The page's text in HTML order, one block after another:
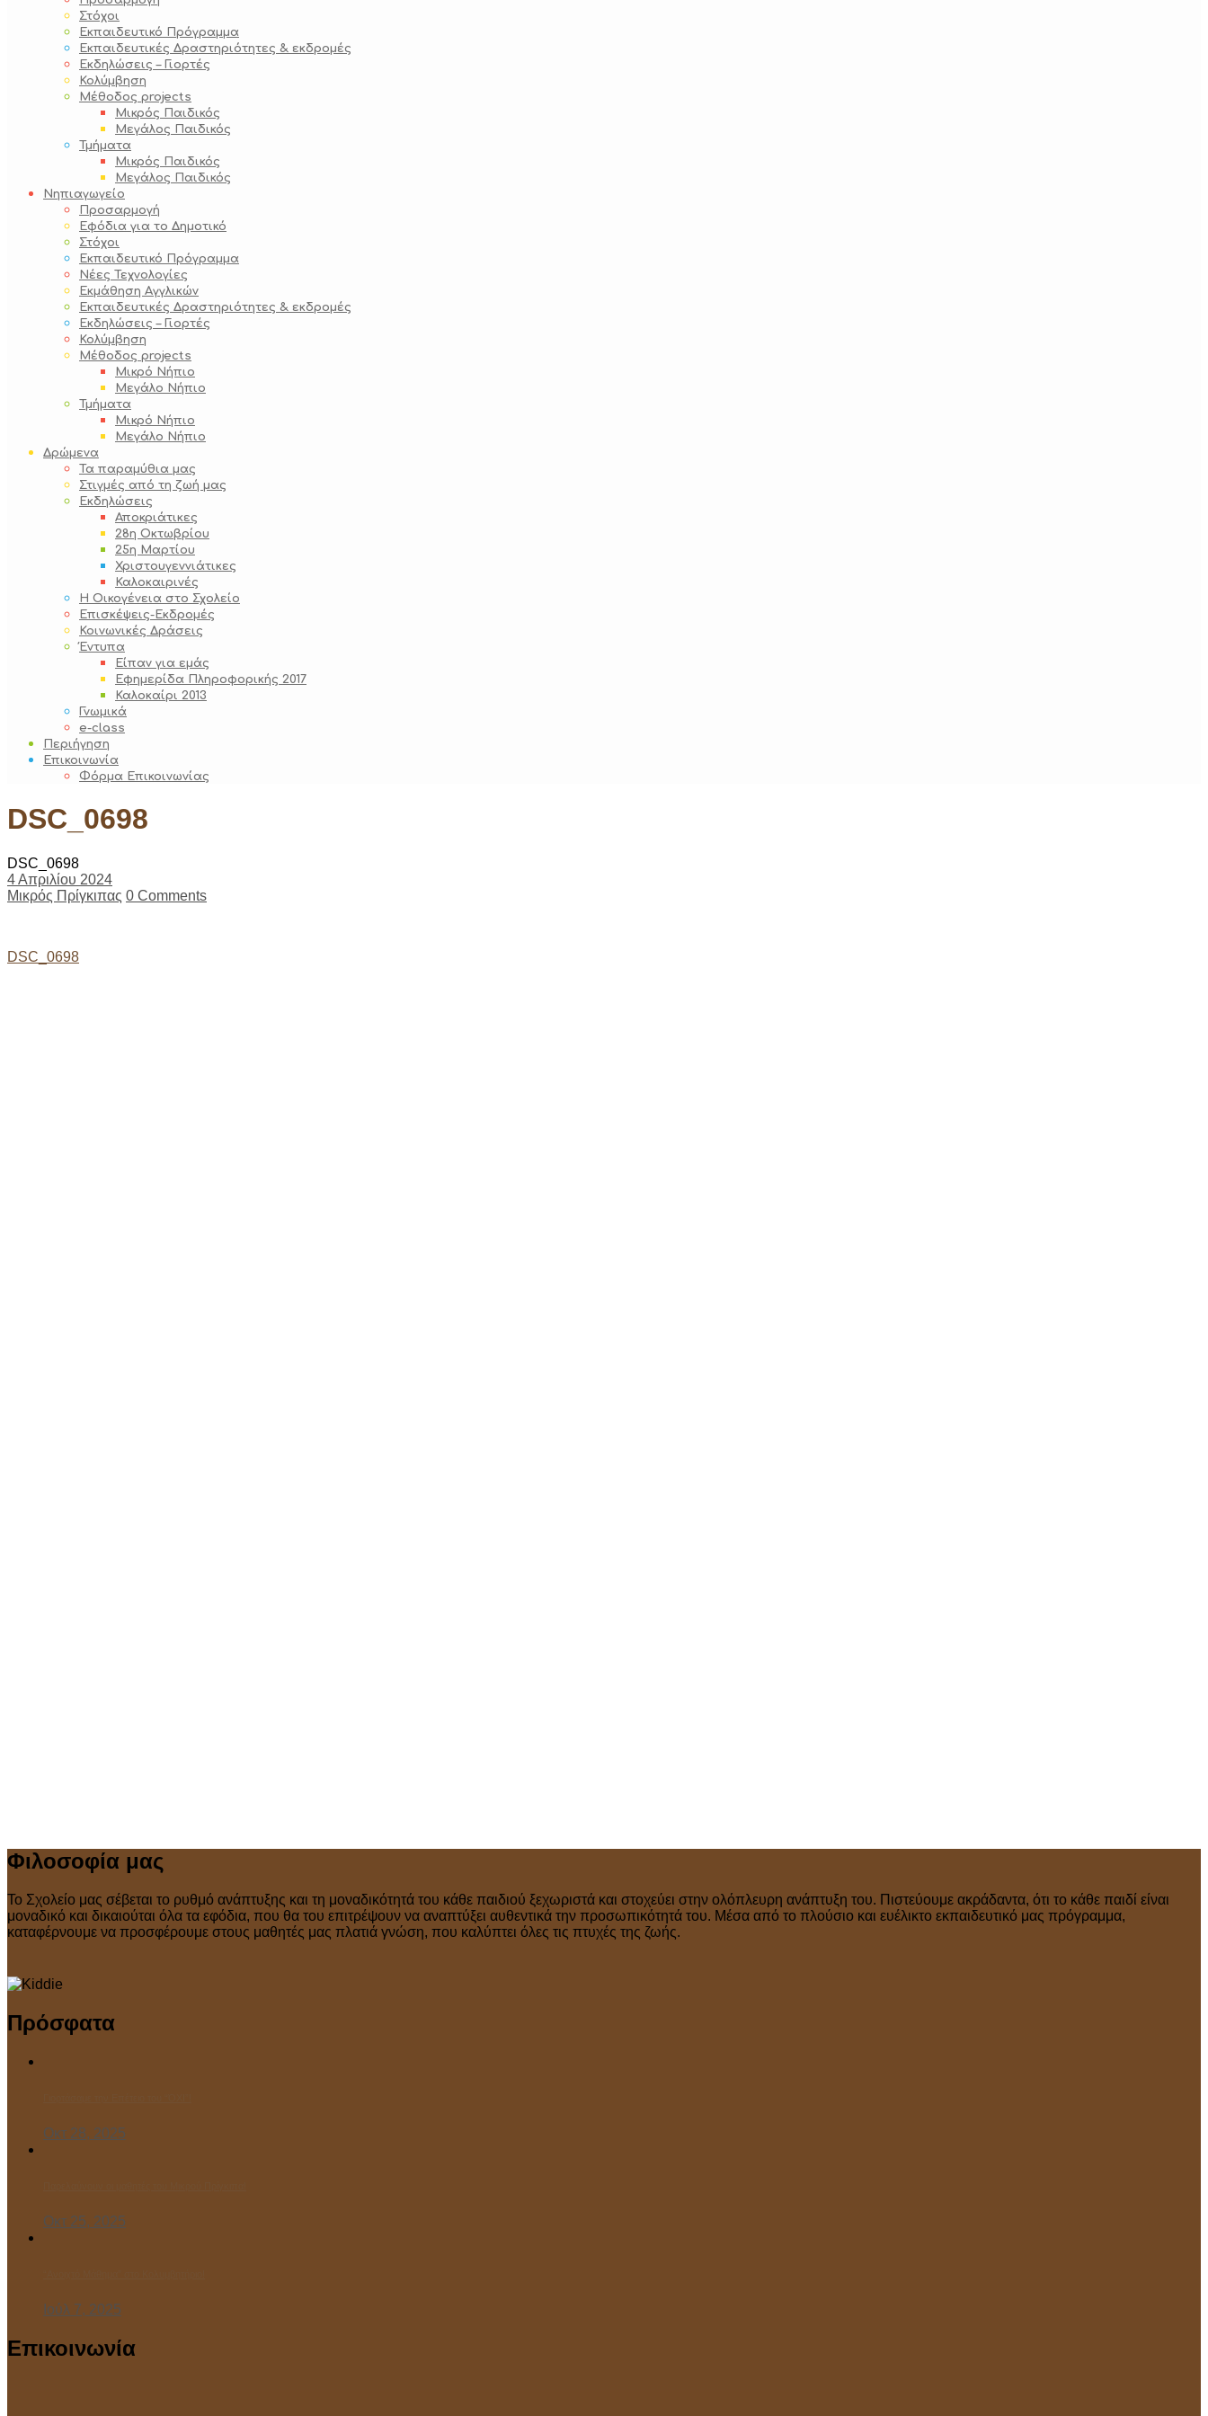
Στόχοι
Εκπαιδευτικό Πρόγραμμα
Εκπαιδευτικές Δραστηριότητες & εκδρομές
Εκδηλώσεις – Γιορτές
Κολύμβηση
Μέθοδος projects
Μικρός Παιδικός
Μεγάλος Παιδικός
Τμήματα
Μικρός Παιδικός
Μεγάλος Παιδικός
Νηπιαγωγείο
Προσαρμογή
Εφόδια για το Δημοτικό
Στόχοι
Εκπαιδευτικό Πρόγραμμα
Νέες Τεχνολογίες
Εκμάθηση Αγγλικών
Εκπαιδευτικές Δραστηριότητες & εκδρομές
Εκδηλώσεις – Γιορτές
Κολύμβηση
Μέθοδος projects
Μικρό Νήπιο
Μεγάλο Νήπιο
Τμήματα
Μικρό Νήπιο
Μεγάλο Νήπιο
Δρώμενα
Τα παραμύθια μας
Στιγμές από τη ζωή μας
Εκδηλώσεις
Αποκριάτικες
28η Οκτωβρίου
25η Μαρτίου
Χριστουγεννιάτικες
Καλοκαιρινές
Η Οικογένεια στο Σχολείο
Επισκέψεις-Εκδρομές
Κοινωνικές Δράσεις
Έντυπα
Είπαν για εμάς
Εφημερίδα Πληροφορικής 2017
Καλοκαίρι 2013
Γνωμικά
e-class
Περιήγηση
Επικοινωνία
Φόρμα Επικοινωνίας
DSC_0698
DSC_0698
4 Απριλίου 2024
Μικρός Πρίγκιπας 0 Comments
Post
DSC_0698
Φιλοσοφία μας
Το Σχολείο μας σέβεται το ρυθμό ανάπτυξης και τη μοναδικότητά του κάθε παιδιού ξεχωριστά και στοχεύει στην ολόπλευρη ανάπτυξη του. Πιστεύουμε ακράδαντα, ότι το κάθε παιδί είναι
μοναδικό και δικαιούται όλα τα εφόδια, που θα του επιτρέψουν να αναπτύξει αυθεντικά την προσωπικότητά του. Μέσα από το πλούσιο και ευέλικτο εκπαιδευτικό μας πρόγραμμα,
καταφέρνουμε να προσφέρουμε στους μαθητές μας πλατιά γνώση, που καλύπτει όλες τις πτυχές της ζωής.
Πρόσφατα
Οκτ 28, 2025
Οκτ 25, 2025
Ιούλ 7, 2025
Επικοινωνία